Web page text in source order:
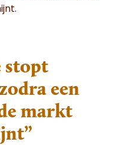
stopt
een
markt